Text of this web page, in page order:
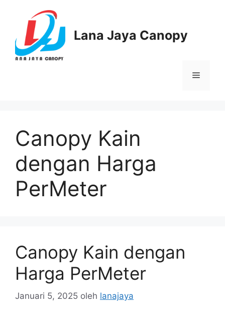
Lana Jaya Canopy
Menu
Canopy Kain
dengan Harga
PerMeter
Canopy Kain dengan
Harga PerMeter
Januari 5, 2025 oleh lanajaya